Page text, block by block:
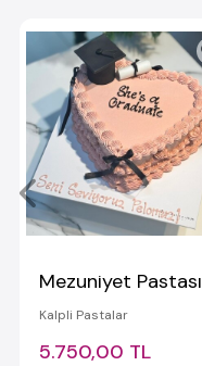
Mezuniyet Pastası
Kalpli Pastalar
5.750,00 TL